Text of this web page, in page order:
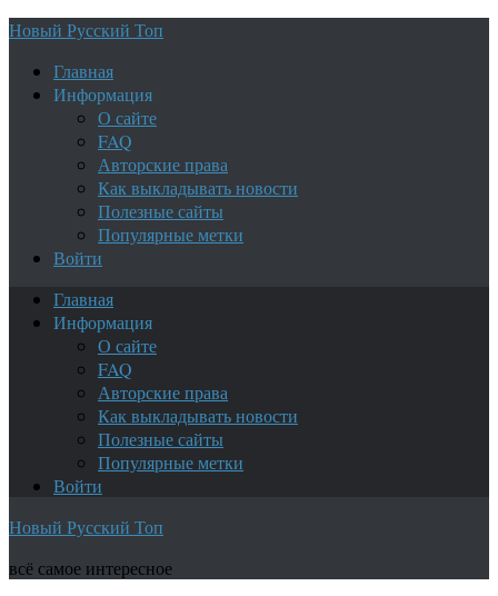
Новый Русский Топ
Главная
Информация
О сайте
FAQ
Авторские права
Как выкладывать новости
Полезные сайты
Популярные метки
Войти
Главная
Информация
О сайте
FAQ
Авторские права
Как выкладывать новости
Полезные сайты
Популярные метки
Войти
Новый Русский Топ
всё самое интересное